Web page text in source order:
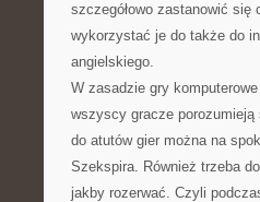
szczegółowo zastanowić
wykorzystać je do także do
angielskiego.
W zasadzie gry
wszyscy gracze
do atutów gier można na
Szekspira. Również trzeba
jakby rozerwać. Czyli